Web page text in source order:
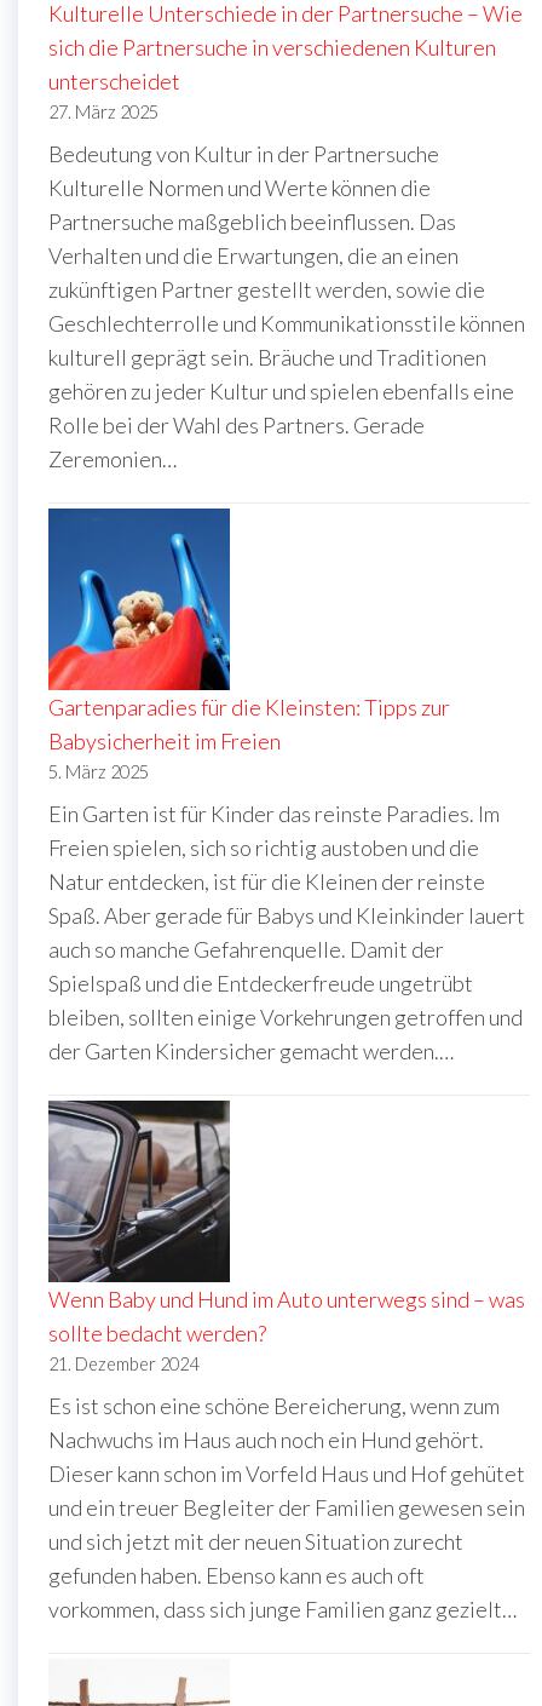
Kulturelle Unterschiede in der Partnersuche – Wie
sich die Partnersuche in verschiedenen Kulturen
unterscheidet
27. März 2025
Bedeutung von Kultur in der Partnersuche
Kulturelle Normen und Werte können die
Partnersuche maßgeblich beeinflussen. Das
Verhalten und die Erwartungen, die an einen
zukünftigen Partner gestellt werden, sowie die
Geschlechterrolle und Kommunikationsstile können
kulturell geprägt sein. Bräuche und Traditionen
gehören zu jeder Kultur und spielen ebenfalls eine
Rolle bei der Wahl des Partners. Gerade
Zeremonien…
Gartenparadies für die Kleinsten: Tipps zur
Babysicherheit im Freien
5. März 2025
Ein Garten ist für Kinder das reinste Paradies. Im
Freien spielen, sich so richtig austoben und die
Natur entdecken, ist für die Kleinen der reinste
Spaß. Aber gerade für Babys und Kleinkinder lauert
auch so manche Gefahrenquelle. Damit der
Spielspaß und die Entdeckerfreude ungetrübt
bleiben, sollten einige Vorkehrungen getroffen und
der Garten Kindersicher gemacht werden.…
Wenn Baby und Hund im Auto unterwegs sind – was
sollte bedacht werden?
21. Dezember 2024
Es ist schon eine schöne Bereicherung, wenn zum
Nachwuchs im Haus auch noch ein Hund gehört.
Dieser kann schon im Vorfeld Haus und Hof gehütet
und ein treuer Begleiter der Familien gewesen sein
und sich jetzt mit der neuen Situation zurecht
gefunden haben. Ebenso kann es auch oft
vorkommen, dass sich junge Familien ganz gezielt…